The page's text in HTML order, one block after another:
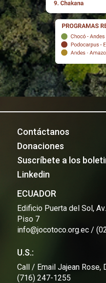
Contáctanos
Donaciones
Suscríbete a los
Linkedin
ECUADOR
Edificio Puerta del Sol,
Piso 7
info@jocotoco.org.ec /
U.S.:
Call / Email Jajean Rose,
(716) 247-1255